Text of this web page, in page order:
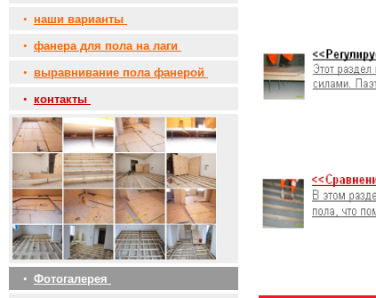
• наши варианты
• фанера для пола на лаги
• выравнивание пола фанерой
• контакты
• Фотогалерея